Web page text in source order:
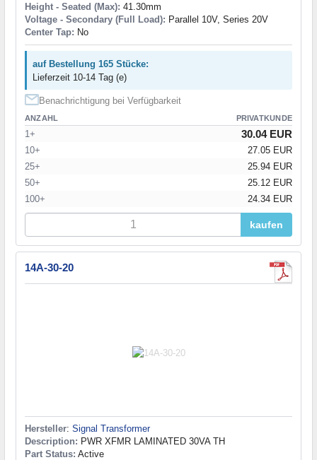
Height - Seated (Max): 41.30mm
Voltage - Secondary (Full Load): Parallel 10V, Series 20V
Center Tap: No
auf Bestellung 165 Stücke:
Lieferzeit 10-14 Tag (e)
Benachrichtigung bei Verfügbarkeit
ANZAHL PRIVATKUNDE
1+ 30.04 EUR
10+
27.05 EUR
25+
25.94 EUR
50+
25.12 EUR
100+
24.34 EUR
kaufen
14A-30-20
Hersteller: Signal Transformer
Description: PWR XFMR LAMINATED 30VA TH
Part Status: Active